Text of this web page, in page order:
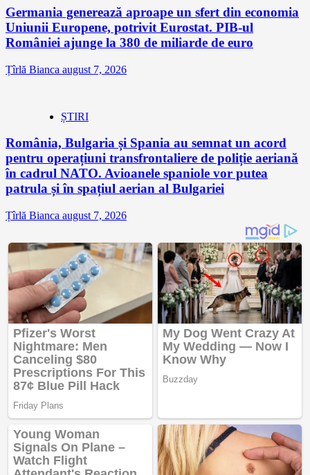
Germania generează aproape un sfert din economia
Uniunii Europene, potrivit Eurostat. PIB-ul
României ajunge la 380 de miliarde de euro
Țîrlă Bianca august 7, 2026
ȘTIRI
România, Bulgaria și Spania au semnat un acord
pentru operațiuni transfrontaliere de poliție aeriană
în cadrul NATO. Avioanele spaniole vor putea
patrula și în spațiul aerian al Bulgariei
Țîrlă Bianca august 7, 2026